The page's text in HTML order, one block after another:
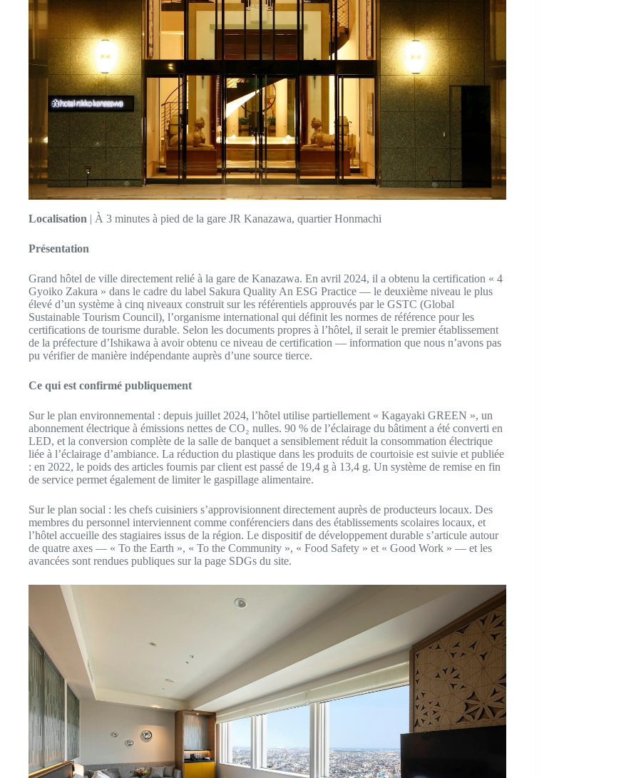
Localisation | À 3 minutes à pied de la gare JR Kanazawa, quartier Honmachi
Présentation
Grand hôtel de ville directement relié à la gare de Kanazawa. En avril 2024, il a obtenu la certification « 4
Gyoiko Zakura » dans le cadre du label Sakura Quality An ESG Practice — le deuxième niveau le plus
élevé d’un système à cinq niveaux construit sur les référentiels approuvés par le GSTC (Global
Sustainable Tourism Council), l’organisme international qui définit les normes de référence pour les
certifications de tourisme durable. Selon les documents propres à l’hôtel, il serait le premier établissement
de la préfecture d’Ishikawa à avoir obtenu ce niveau de certification — information que nous n’avons pas
pu vérifier de manière indépendante auprès d’une source tierce.
Ce qui est confirmé publiquement
Sur le plan environnemental : depuis juillet 2024, l’hôtel utilise partiellement « Kagayaki GREEN », un
abonnement électrique à émissions nettes de CO₂ nulles. 90 % de l’éclairage du bâtiment a été converti en
LED, et la conversion complète de la salle de banquet a sensiblement réduit la consommation électrique
liée à l’éclairage d’ambiance. La réduction du plastique dans les produits de courtoisie est suivie et publiée
: en 2022, le poids des articles fournis par client est passé de 19,4 g à 13,4 g. Un système de remise en fin
de service permet également de limiter le gaspillage alimentaire.
Sur le plan social : les chefs cuisiniers s’approvisionnent directement auprès de producteurs locaux. Des
membres du personnel interviennent comme conférenciers dans des établissements scolaires locaux, et
l’hôtel accueille des stagiaires issus de la région. Le dispositif de développement durable s’articule autour
de quatre axes — « To the Earth », « To the Community », « Food Safety » et « Good Work » — et les
avancées sont rendues publiques sur la page SDGs du site.